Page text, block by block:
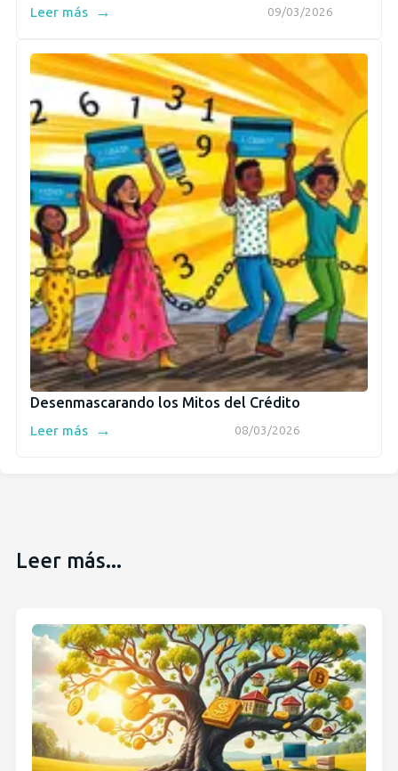
09/03/2026
Leer más →
Desenmascarando los Mitos del Crédito
08/03/2026
Leer más →
Leer más...